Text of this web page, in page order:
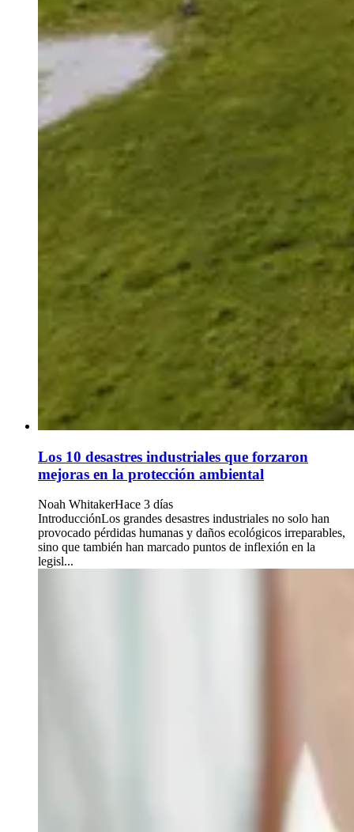
Los 10 desastres industriales que forzaron
mejoras en la protección ambiental
Noah WhitakerHace 3 días
IntroducciónLos grandes desastres industriales no solo han
provocado pérdidas humanas y daños ecológicos irreparables,
sino que también han marcado puntos de inflexión en la
legisl...